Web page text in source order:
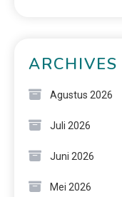
ARCHIVES
Agustus 2026
Juli 2026
Juni 2026
Mei 2026